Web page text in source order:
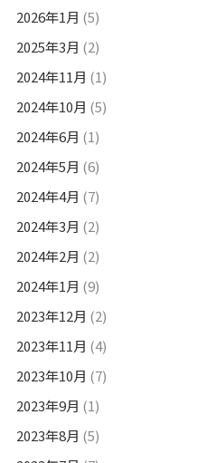
2026年1月 (5)
2025年3月 (2)
2024年11月 (1)
2024年10月 (5)
2024年6月 (1)
2024年5月 (6)
2024年4月 (7)
2024年3月 (2)
2024年2月 (2)
2024年1月 (9)
2023年12月 (2)
2023年11月 (4)
2023年10月 (7)
2023年9月 (1)
2023年8月 (5)